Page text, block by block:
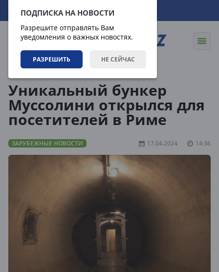
ПОДПИСКА НА НОВОСТИ
Разрешите отправлять Вам
уведомления о важных новостях.
РАЗРЕШИТЬ НЕ СЕЙЧАС
07.08.2026 21:38:33
Уникальный бункер
Муссолини открылся для
посетителей в Риме
ЗАРУБЕЖНЫЕ НОВОСТИ 17.04.2024 14:36